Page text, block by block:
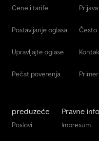
Cene i tarife
Postavljanje oglasa
Upravljajte oglase
Pečat poverenja
Prijava
Često
preduzeće
Poslovi
Pravne
Impresum